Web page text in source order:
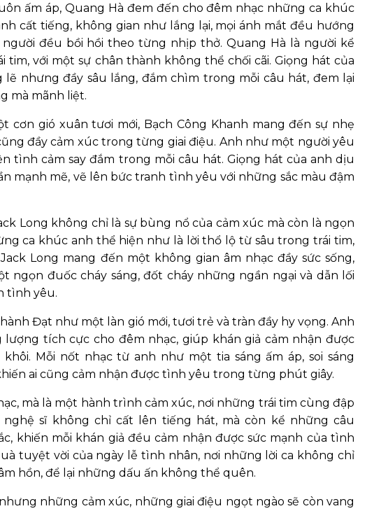
ấm áp, Quang Hà đem đến cho đêm nhạc những ca khúc
cất tiếng, không gian như lắng lại, mọi ánh mắt đều hướng
đều bồi hồi theo từng nhịp thở. Quang Hà là người kể
với một sự chân thành không thể chối cãi. Giọng hát của
nhưng đầy sâu lắng, đắm chìm trong mỗi câu hát, đem lại
mà mãnh liệt.
cơn gió xuân tươi mới, Bạch Công Khanh mang đến sự nhẹ
đầy cảm xúc trong từng giai điệu. Anh như một người yêu
tình cảm say đắm trong mỗi câu hát. Giọng hát của anh dịu
mạnh mẽ, vẽ lên bức tranh tình yêu với những sắc màu đậm
Long không chỉ là sự bùng nổ của cảm xúc mà còn là ngọn
ca khúc anh thể hiện như là lời thổ lộ từ sâu trong trái tim,
Long mang đến một không gian âm nhạc đầy sức sống,
ngọn đuốc cháy sáng, đốt cháy những ngần ngại và dẫn lối
tình yêu.
Đạt như một làn gió mới, tươi trẻ và tràn đầy hy vọng. Anh
tích cực cho đêm nhạc, giúp khán giả cảm nhận được
Mỗi nốt nhạc từ anh như một tia sáng ấm áp, soi sáng
ai cũng cảm nhận được tình yêu trong từng phút giây.
mà là một hành trình cảm xúc, nơi những trái tim cùng đập
sĩ không chỉ cất lên tiếng hát, mà còn kể những câu
khiến mỗi khán giả đều cảm nhận được sức mạnh của tình
tuyệt vời của ngày lễ tình nhân, nơi những lời ca không chỉ
hồn, để lại những dấu ấn không thể quên.
những cảm xúc, những giai điệu ngọt ngào sẽ còn vang